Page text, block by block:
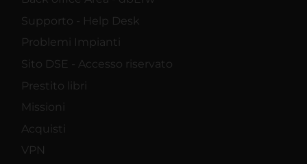
Supporto - Help Desk
Problemi Impianti
Sito DSE - Accesso riservato
Prestito libri
Missioni
Acquisti
VPN